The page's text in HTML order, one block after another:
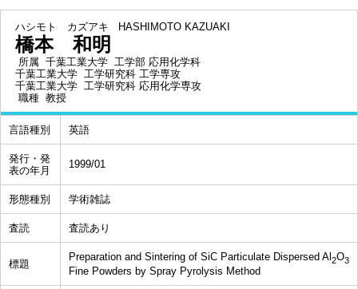
ハシモト カズアキ HASHIMOTO KAZUAKI
橋本 和明
所属 千葉工業大学 工学部 応用化学科
千葉工業大学 工学研究科 工学専攻
千葉工業大学 工学研究科 応用化学専攻
職種 教授
言語種別 英語
発行・発
表の年月
1999/01
形態種別 学術雑誌
査読 査読あり
標題
Preparation and Sintering of SiC Particulate Dispersed Al 2O3
Fine Powders by Spray Pyrolysis Method